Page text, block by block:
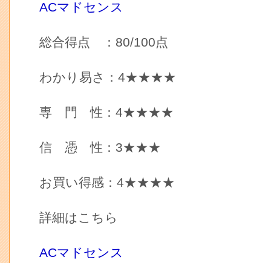
ACマドセンス
総合得点 ：80/100点
わかり易さ：4★★★★
専 門 性：4★★★★
信 憑 性：3★★★
お買い得感：4★★★★
詳細はこちら
ACマドセンス